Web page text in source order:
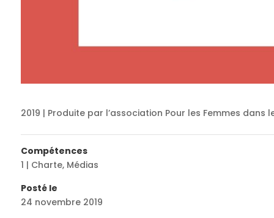
2019 | Produite par l’association Pour les Femmes dans
Compétences
1 | Charte, Médias
Posté le
24 novembre 2019